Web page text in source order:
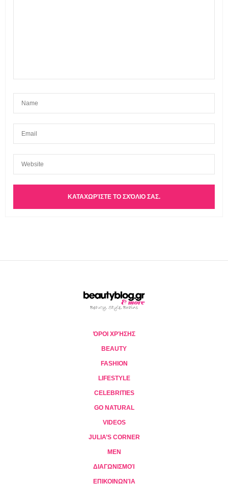
ΌΡΟΙ ΧΡΉΣΗΣ
BEAUTY
FASHION
LIFESTYLE
CELEBRITIES
GO NATURAL
VIDEOS
JULIA’S CORNER
MEN
ΔΙΑΓΩΝΙΣΜΟΊ
ΕΠΙΚΟΙΝΩΝΊΑ